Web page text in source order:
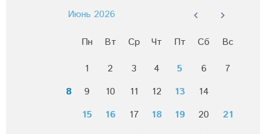
Июнь 2026
Пн Вт Ср Чт Пт Сб
Вс
1
2 3 4 5 6
7
8
9 10 11 12 13
14
15
16 17 18 19 20
21